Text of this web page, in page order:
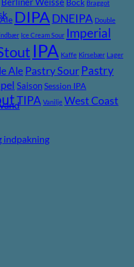
indpakning
Bock Braggot
DIPA DNEIPA Double
Ice Cream Sour Imperial
IPA Kaffe Kirsebær Lager
Ale Pastry Sour Pastry
SaisonSession IPA
TIPA Vanilje West Coast